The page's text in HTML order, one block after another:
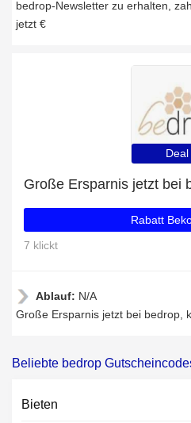
bedrop-Newsletter zu erhalten,
jetzt €
Deal
Große Ersparnis jetzt bei
Rabatt
7 klickt
Ablauf: N/A
Große Ersparnis jetzt bei bedrop,
Beliebte bedrop
Bieten